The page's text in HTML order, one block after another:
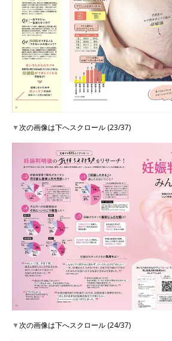
▼次の画像は下へスクロール (23/37)
▼次の画像は下へスクロール (24/37)